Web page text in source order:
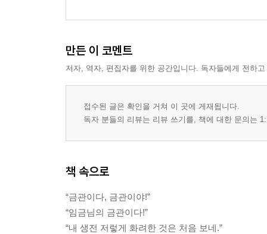
만든 이 코멘트
저자, 역자, 편집자를 위한 공간입니다. 독자들에게 전하
접수된 글은 확인을 거쳐 이 곳에 게재됩니다.
독자 분들의 리뷰는 리뷰 쓰기를, 책에 대한 문의는
책 속으로
“금관이다, 금관이야!”
“임금님의 금관이다!”
“내 생전 저렇게 화려한 것은 처음 보네.”